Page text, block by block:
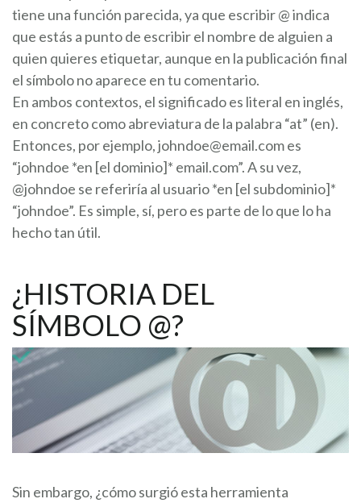
tiene una función parecida, ya que escribir @ indica
que estás a punto de escribir el nombre de alguien a
quien quieres etiquetar, aunque en la publicación final
el símbolo no aparece en tu comentario.
En ambos contextos, el significado es literal en inglés,
en concreto como abreviatura de la palabra “at” (en).
Entonces, por ejemplo,johndoe@email.comes
“johndoe *en [el dominio]* email.com”. A su vez,
@johndoe se referiría al usuario *en [el subdominio]*
“johndoe”. Es simple, sí, pero es parte de lo que lo ha
hecho tan útil.
¿HISTORIA DEL
SÍMBOLO @?
Sin embargo, ¿cómo surgió esta herramienta